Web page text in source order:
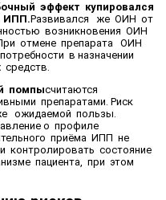
эффект купировался
ИПП.Развивался же ОИН от
возникновения ОИН
отмене препарата ОИН
в назначении
средств.
помпысчитаются
препаратами. Риск
ожидаемой пользы.
о профиле
приёма ИПП не
контролировать состояние
пациента, при этом